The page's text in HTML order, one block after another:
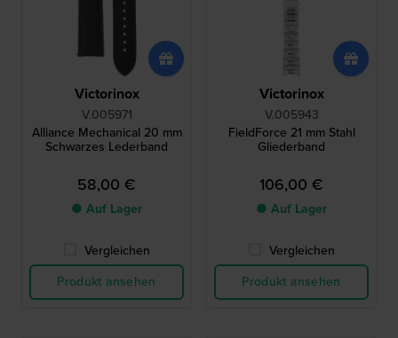
Victorinox
V.005971
Alliance Mechanical 20 mm
Schwarzes Lederband
58,00 €
● Auf Lager
Vergleichen
Produkt ansehen
Victorinox
V.005943
FieldForce 21 mm Stahl
Gliederband
106,00 €
● Auf Lager
Vergleichen
Produkt ansehen